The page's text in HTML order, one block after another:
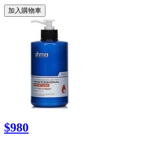
加入購物車
$980